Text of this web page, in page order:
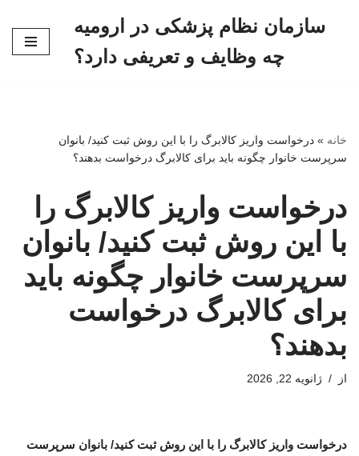
سازمان نظام پزشکی در ارومیه
چه وظایف و تعریفی دارد؟
خانه » درخواست واریز کالابرگ را با این روش ثبت کنید/ بانوان
سرپرست خانوار چگونه باید برای کالابرگ درخواست بدهند؟
درخواست واریز کالابرگ را
با این روش ثبت کنید/ بانوان
سرپرست خانوار چگونه باید
برای کالابرگ درخواست
بدهند؟
از ژانویه 22, 2026
درخواست واریز کالابرگ را با این روش ثبت کنید/ بانوان سرپرست